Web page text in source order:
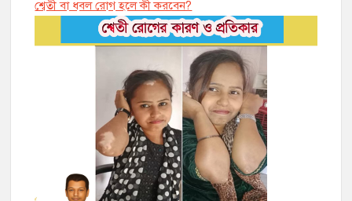
শ্বেতী বা ধবল রোগ হলে কী করবেন?